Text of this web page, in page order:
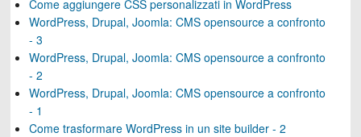
Come aggiungere CSS personalizzati in WordPress
WordPress, Drupal, Joomla: CMS opensource a confronto
- 3
WordPress, Drupal, Joomla: CMS opensource a confronto
- 2
WordPress, Drupal, Joomla: CMS opensource a confronto
- 1
Come trasformare WordPress in un site builder - 2